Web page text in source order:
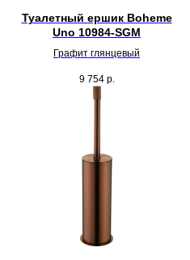
Туалетный ершик Boheme
Uno 10984-SGM
Графит глянцевый
9 754 р.